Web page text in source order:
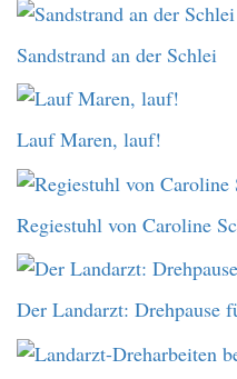
Sandstrand an der Schlei
Lauf Maren, lauf!
Regiestuhl von Caroline
Der Landarzt: Drehpause